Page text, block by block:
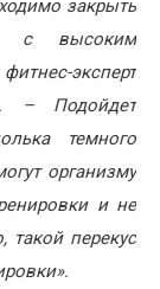
закрыть
с высоким
эксперт
– Подойдет
темного
организму
и не
такой перекус